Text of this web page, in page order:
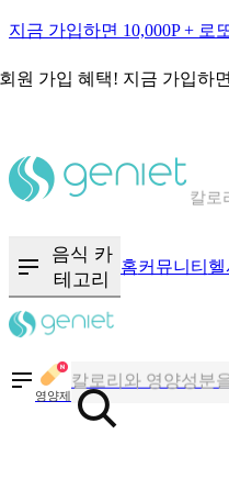
지금 가입하면 10,000P + 로
원 가입 혜택! 지금 가입하면
혈당
음식 카
테고리
홈커뮤니티 헬
영양제
칼로리와 영양성분
혈당 · 다이어트 음
음식 · 영양제 리뷰